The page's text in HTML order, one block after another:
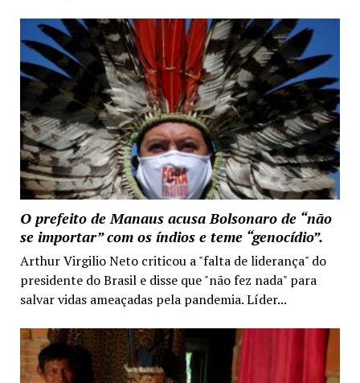
O prefeito de Manaus acusa Bolsonaro de “não
se importar” com os índios e teme “genocídio”.
Arthur Virgilio Neto criticou a "falta de liderança" do
presidente do Brasil e disse que "não fez nada" para
salvar vidas ameaçadas pela pandemia. Líder...